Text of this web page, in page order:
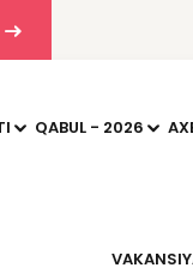
QABUL - 2026